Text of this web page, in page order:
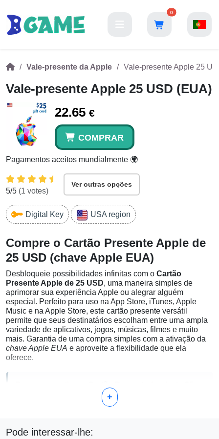
0
Vale-presente da Apple Vale-presente Apple 25
Vale-presente Apple 25 USD (EUA)
22.65 €
COMPRAR
Pagamentos aceitos mundialmente 🌍
5/5 (1 votes)
Ver outras opções
Digital Key USA region
Compre o Cartão Presente Apple de
25 USD (chave Apple EUA)
Desbloqueie possibilidades infinitas com o Cartão
Presente Apple de 25 USD, uma maneira simples de
aprimorar sua experiência Apple ou alegrar alguém
especial. Perfeito para uso na App Store, iTunes, Apple
Music e na Apple Store, este cartão presente versátil
permite que seus destinatários escolham entre uma ampla
variedade de aplicativos, jogos, músicas, filmes e muito
mais. Garantia de uma compra simples com a ativação da
chave Apple EUA e aproveite a flexibilidade que ela
oferece.
pelo site da Apple, proporcionando acesso instantâneo
+
Pode interessar-lhe: